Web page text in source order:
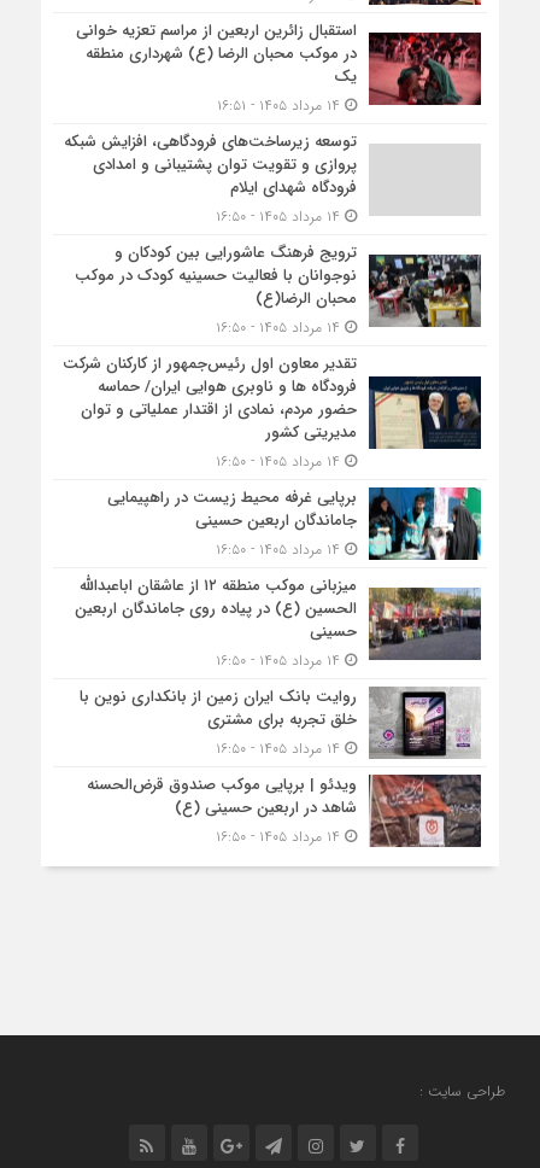
استقبال زائرین اربعین از مراسم تعزیه خوانی
در موکب محبان الرضا (ع) شهرداری منطقه
یک
توسعه زیرساخت‌های فرودگاهی، افزایش شبکه
پروازی و تقویت توان پشتیبانی و امدادی
فرودگاه شهدای ایلام
ترویج فرهنگ عاشورایی بین کودکان و
نوجوانان با فعالیت حسینیه کودک در موکب
محبان الرضا(ع)
تقدیر معاون اول رئیس‌جمهور از کارکنان شرکت
فرودگاه ها و ناوبری هوایی ایران/ حماسه
حضور مردم، نمادی از اقتدار عملیاتی و توان
مدیریتی کشور
برپایی غرفه محیط زیست در راهپیمایی
جاماندگان اربعین حسینی
میزبانی موکب منطقه ۱۲ از عاشقان اباعبدالله
الحسین (ع) در پیاده روی جاماندگان اربعین
حسینی
روایت بانک ایران زمین از بانکداری نوین با
خلق تجربه برای مشتری
ویدئو | برپایی موکب صندوق قرض‌الحسنه
شاهد در اربعین حسینی (ع)
طراحی سایت :